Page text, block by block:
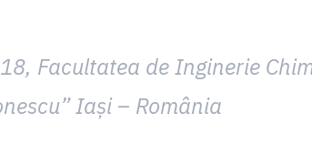
Facultatea de Inginerie
Iaşi – România